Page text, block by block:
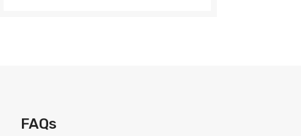
FAQs